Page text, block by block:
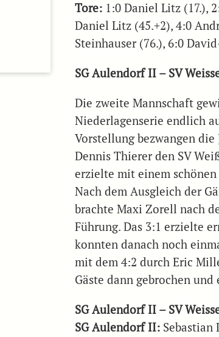
Tore: 1:0 Daniel Litz (17.),
Daniel Litz (45.+2), 4:0
Steinhauser (76.), 6:0
SG Aulendorf II – SV
Die zweite Mannschaft
Niederlagenserie endlich
Vorstellung bezwangen
Dennis Thierer den SV
erzielte mit einem
Nach dem Ausgleich der
brachte Maxi Zorell nach
Führung. Das 3:1 erzielte
konnten danach noch
mit dem 4:2 durch Eric
Gäste dann gebrochen
SG Aulendorf II – SV
SG Aulendorf II: Sebastian